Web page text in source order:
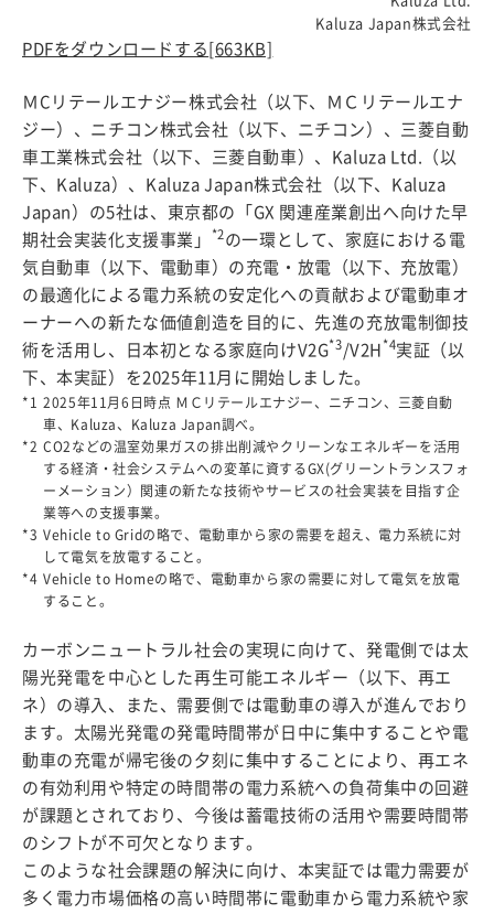
Kaluza Japan株式会社
PDFをダウンロードする [663KB]
ＭCリテールエナジー株式会社（以下、ＭＣリテールエナ
ジー）、ニチコン株式会社（以下、ニチコン）、三菱自動
車工業株式会社（以下、三菱自動車）、Kaluza Ltd.（以
下、Kaluza）、Kaluza Japan株式会社（以下、Kaluza
Japan）の5社は、東京都の「GX 関連産業創出へ向けた早
期社会実装化⽀援事業」
*2の一環として、家庭における電
気自動車（以下、電動車）の充電・放電（以下、充放電）
の最適化による電力系統の安定化への貢献および電動車オ
ーナーへの新たな価値創造を目的に、先進の充放電制御技
術を活用し、日本初となる家庭向けV2G*3/V2H *4実証（以
下、本実証）を2025年11月に開始しました。
*1
2025年11月6日時点 ＭＣリテールエナジー、ニチコン、三菱自動
車、Kaluza、Kaluza Japan調べ。
*2 CO2などの温室効果ガスの排出削減やクリーンなエネルギーを活用
する経済・社会システムへの変革に資するGX(グリーントランスフォ
ーメーション）関連の新たな技術やサービスの社会実装を目指す企
業等への支援事業。
*3 Vehicle to Gridの略で、電動車から家の需要を超え、電力系統に対
して電気を放電すること。
*4 Vehicle to Homeの略で、電動車から家の需要に対して電気を放電
すること。
カーボンニュートラル社会の実現に向けて、発電側では太
陽光発電を中心とした再生可能エネルギー（以下、再エ
ネ）の導入、また、需要側では電動車の導入が進んでおり
ます。太陽光発電の発電時間帯が日中に集中することや電
動車の充電が帰宅後の夕刻に集中することにより、再エネ
の有効利用や特定の時間帯の電力系統への負荷集中の回避
が課題とされており、今後は蓄電技術の活用や需要時間帯
のシフトが不可欠となります。
このような社会課題の解決に向け、本実証では電力需要が
多く電力市場価格の高い時間帯に電動車から電力系統や家